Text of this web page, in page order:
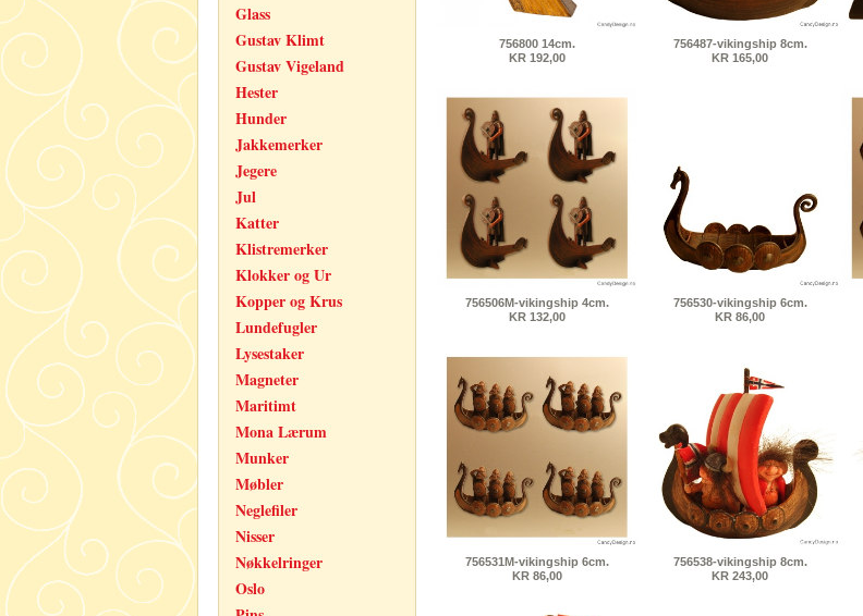
Glass
Gustav Klimt
Gustav Vigeland
Hester
Hunder
Jakkemerker
Jegere
Jul
Katter
Klistremerker
Klokker og Ur
Kopper og Krus
Lundefugler
Lysestaker
Magneter
Maritimt
Mona Lærum
Munker
Møbler
Neglefiler
Nisser
Nøkkelringer
Oslo
756800 14cm.
KR 192,00
756487-vikingship 8cm.
KR 165,00
756506M-vikingship 4cm.
KR 132,00
756530-vikingship 6cm.
KR 86,00
756531M-vikingship 6cm.
KR 86,00
756538-vikingship 8cm.
KR 243,00